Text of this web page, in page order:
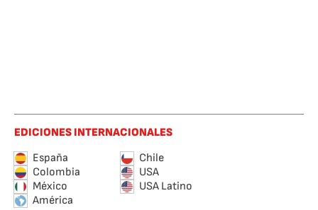
EDICIONES INTERNACIONALES
España
Chile
Colombia
USA
México
USA Latino
América